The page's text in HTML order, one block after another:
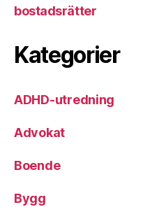
bostadsrätter
Kategorier
ADHD-utredning
Advokat
Boende
Bygg